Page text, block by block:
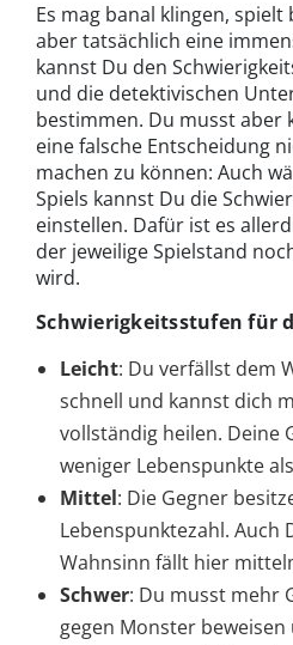
Es mag banal klingen, spielt
aber tatsächlich eine
kannst Du den
und die detektivischen
bestimmen. Du musst aber
eine falsche Entscheidung
machen zu können: Auch
Spiels kannst Du die
einstellen. Dafür ist es
der jeweilige Spielstand
wird.
Schwierigkeitsstufen für
Leicht: Du verfällst dem
schnell und kannst dich
vollständig heilen. Deine
weniger Lebenspunkte
Mittel: Die Gegner
Lebenspunktezahl. Auch
Wahnsinn fällt hier
Schwer: Du musst mehr
gegen Monster